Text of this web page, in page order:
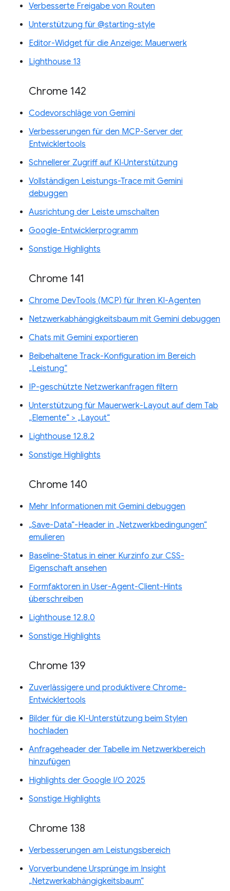
Verbesserte Freigabe von Routen
Unterstützung für @starting-style
Editor-Widget für die Anzeige: Mauerwerk
Lighthouse 13
Chrome 142
Codevorschläge von Gemini
Verbesserungen für den MCP-Server der
Entwicklertools
Schnellerer Zugriff auf KI‑Unterstützung
Vollständigen Leistungs-Trace mit Gemini
debuggen
Ausrichtung der Leiste umschalten
Google-Entwicklerprogramm
Sonstige Highlights
Chrome 141
Chrome DevTools (MCP) für Ihren KI-Agenten
Netzwerkabhängigkeitsbaum mit Gemini debuggen
Chats mit Gemini exportieren
Beibehaltene Track-Konfiguration im Bereich
„Leistung“
IP-geschützte Netzwerkanfragen filtern
Unterstützung für Mauerwerk-Layout auf dem Tab
„Elemente“ > „Layout“
Lighthouse 12.8.2
Sonstige Highlights
Chrome 140
Mehr Informationen mit Gemini debuggen
„Save-Data“-Header in „Netzwerkbedingungen“
emulieren
Baseline-Status in einer Kurzinfo zur CSS-
Eigenschaft ansehen
Formfaktoren in User-Agent-Client-Hints
überschreiben
Lighthouse 12.8.0
Sonstige Highlights
Chrome 139
Zuverlässigere und produktivere Chrome-
Entwicklertools
Bilder für die KI-Unterstützung beim Stylen
hochladen
Anfrageheader der Tabelle im Netzwerkbereich
hinzufügen
Highlights der Google I/O 2025
Sonstige Highlights
Chrome 138
Verbesserungen am Leistungsbereich
Vorverbundene Ursprünge im Insight
„Netzwerkabhängigkeitsbaum“